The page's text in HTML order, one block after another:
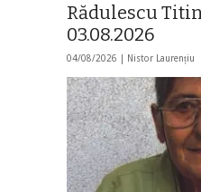
Rădulescu
03.08.2026
04/08/2026 | Nistor Laurențiu